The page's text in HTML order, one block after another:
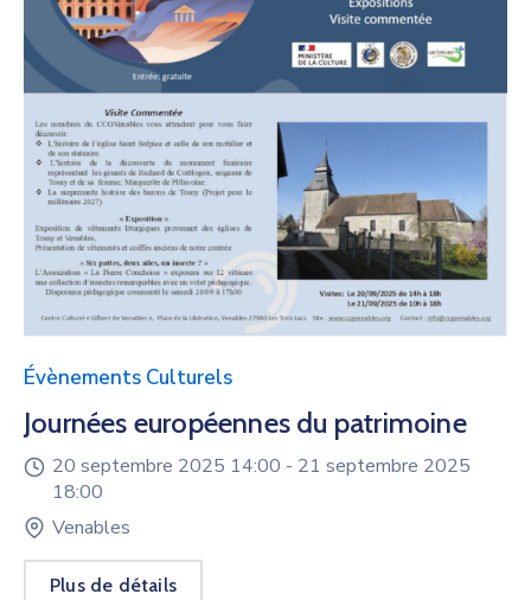
Évènements Culturels
Journées européennes du patrimoine
20 septembre 2025 14:00 - 21 septembre 2025
18:00
Venables
Plus de détails